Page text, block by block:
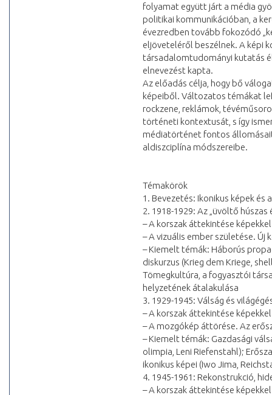
folyamat együtt járt a média
politikai kommunikációban, a
évezredben tovább fokozódó
eljöveteléről beszélnek. A képi
társadalomtudományi kutatás
elnevezést kapta.
Az előadás célja, hogy bő
képeiből. Változatos témákat
rockzene, reklámok,
történeti kontextusát, s így
médiatörténet fontos
aldiszciplína módszereibe.
Témakörök
1. Bevezetés: Ikonikus képek és
2. 1918-1929: Az „üvöltő húszas
– A korszak áttekintése képekkel
– A vizuális ember születése. Új
– Kiemelt témák: Háborús
diskurzus (Krieg dem Kriege,
Tömegkultúra, a fogyasztói
helyzetének átalakulása
3. 1929-1945: Válság és
– A korszak áttekintése képekkel
– A mozgókép áttörése. Az
– Kiemelt témák: Gazdasági
olimpia, Leni Riefenstahl);
ikonikus képei (Iwo Jima,
4. 1945-1961: Rekonstrukció,
– A korszak áttekintése képekkel